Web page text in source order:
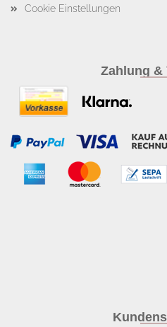
Cookie Einstellungen
Zahlung &